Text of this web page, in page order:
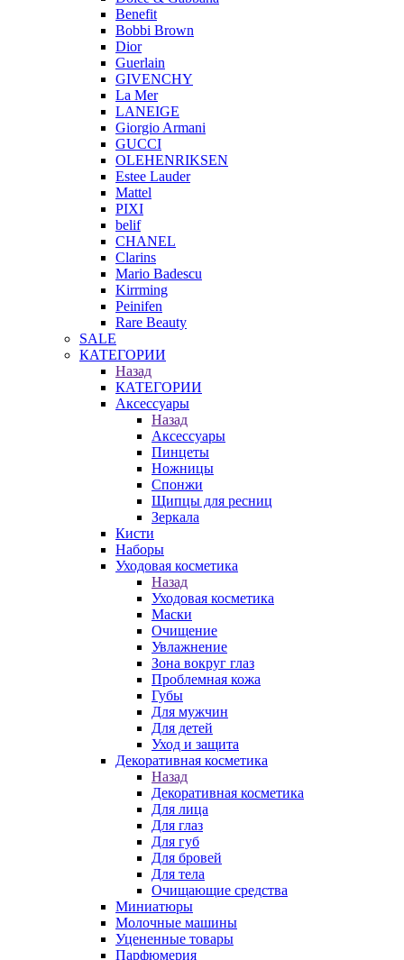
Benefit
Bobbi Brown
Dior
Guerlain
GIVENCHY
La Mer
LANEIGE
Giorgio Armani
GUCCI
OLEHENRIKSEN
Estee Lauder
Mattel
PIXI
belif
CHANEL
Clarins
Mario Badescu
Kirrming
Peinifen
Rare Beauty
SALE
КАТЕГОРИИ
Назад
КАТЕГОРИИ
Аксессуары
Назад
Аксессуары
Пинцеты
Ножницы
Спонжи
Щипцы для ресниц
Зеркала
Кисти
Наборы
Уходовая косметика
Назад
Уходовая косметика
Маски
Очищение
Увлажнение
Зона вокруг глаз
Проблемная кожа
Губы
Для мужчин
Для детей
Уход и защита
Декоративная косметика
Назад
Декоративная косметика
Для лица
Для глаз
Для губ
Для бровей
Для тела
Очищающие средства
Миниатюры
Молочные машины
Уцененные товары
Парфюмерия